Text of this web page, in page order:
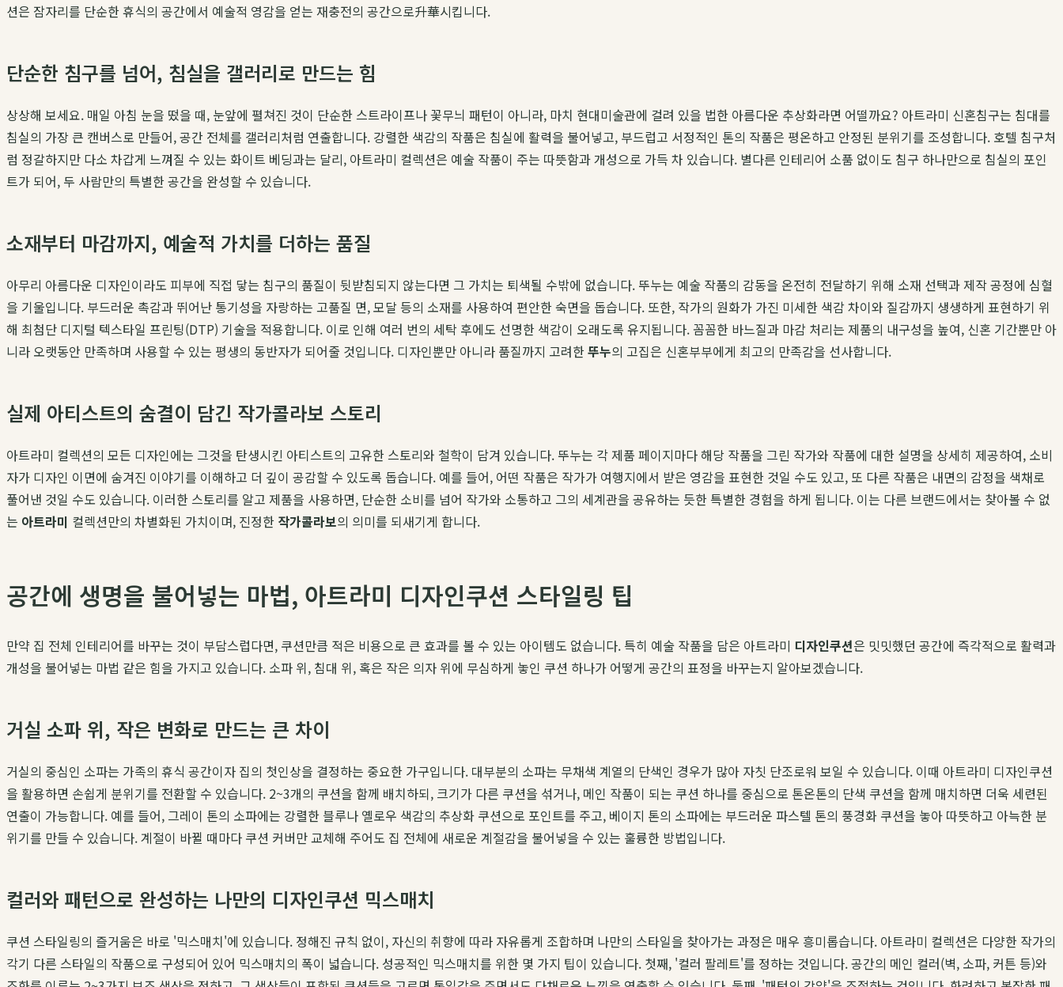
션은 잠자리를 단순한 휴식의 공간에서 예술적 영감을 얻는 재충전의 공간으로升華시킵니다.
단순한 침구를 넘어, 침실을 갤러리로 만드는 힘
상상해 보세요. 매일 아침 눈을 떴을 때, 눈앞에 펼쳐진 것이 단순한 스트라이프나 꽃무늬 패턴이 아니라, 마치 현대미술관에 걸려 있을 법한 아름다운 추상화라면 어떨까요? 아트라미 신혼침구는 침대를
침실의 가장 큰 캔버스로 만들어, 공간 전체를 갤러리처럼 연출합니다. 강렬한 색감의 작품은 침실에 활력을 불어넣고, 부드럽고 서정적인 톤의 작품은 평온하고 안정된 분위기를 조성합니다. 호텔 침구처
럼 정갈하지만 다소 차갑게 느껴질 수 있는 화이트 베딩과는 달리, 아트라미 컬렉션은 예술 작품이 주는 따뜻함과 개성으로 가득 차 있습니다. 별다른 인테리어 소품 없이도 침구 하나만으로 침실의 포인
트가 되어, 두 사람만의 특별한 공간을 완성할 수 있습니다.
소재부터 마감까지, 예술적 가치를 더하는 품질
아무리 아름다운 디자인이라도 피부에 직접 닿는 침구의 품질이 뒷받침되지 않는다면 그 가치는 퇴색될 수밖에 없습니다. 뚜누는 예술 작품의 감동을 온전히 전달하기 위해 소재 선택과 제작 공정에 심혈
을 기울입니다. 부드러운 촉감과 뛰어난 통기성을 자랑하는 고품질 면, 모달 등의 소재를 사용하여 편안한 숙면을 돕습니다. 또한, 작가의 원화가 가진 미세한 색감 차이와 질감까지 생생하게 표현하기 위
해 최첨단 디지털 텍스타일 프린팅(DTP) 기술을 적용합니다. 이로 인해 여러 번의 세탁 후에도 선명한 색감이 오래도록 유지됩니다. 꼼꼼한 바느질과 마감 처리는 제품의 내구성을 높여, 신혼 기간뿐만 아
니라 오랫동안 만족하며 사용할 수 있는 평생의 동반자가 되어줄 것입니다. 디자인뿐만 아니라 품질까지 고려한뚜누의 고집은 신혼부부에게 최고의 만족감을 선사합니다.
실제 아티스트의 숨결이 담긴 작가콜라보 스토리
아트라미 컬렉션의 모든 디자인에는 그것을 탄생시킨 아티스트의 고유한 스토리와 철학이 담겨 있습니다. 뚜누는 각 제품 페이지마다 해당 작품을 그린 작가와 작품에 대한 설명을 상세히 제공하여, 소비
자가 디자인 이면에 숨겨진 이야기를 이해하고 더 깊이 공감할 수 있도록 돕습니다. 예를 들어, 어떤 작품은 작가가 여행지에서 받은 영감을 표현한 것일 수도 있고, 또 다른 작품은 내면의 감정을 색채로
풀어낸 것일 수도 있습니다. 이러한 스토리를 알고 제품을 사용하면, 단순한 소비를 넘어 작가와 소통하고 그의 세계관을 공유하는 듯한 특별한 경험을 하게 됩니다. 이는 다른 브랜드에서는 찾아볼 수 없
는 아트라미 컬렉션만의 차별화된 가치이며, 진정한 작가콜라보의 의미를 되새기게 합니다.
공간에 생명을 불어넣는 마법, 아트라미 디자인쿠션 스타일링 팁
만약 집 전체 인테리어를 바꾸는 것이 부담스럽다면, 쿠션만큼 적은 비용으로 큰 효과를 볼 수 있는 아이템도 없습니다. 특히 예술 작품을 담은 아트라미 디자인쿠션은 밋밋했던 공간에 즉각적으로 활력과
개성을 불어넣는 마법 같은 힘을 가지고 있습니다. 소파 위, 침대 위, 혹은 작은 의자 위에 무심하게 놓인 쿠션 하나가 어떻게 공간의 표정을 바꾸는지 알아보겠습니다.
거실 소파 위, 작은 변화로 만드는 큰 차이
거실의 중심인 소파는 가족의 휴식 공간이자 집의 첫인상을 결정하는 중요한 가구입니다. 대부분의 소파는 무채색 계열의 단색인 경우가 많아 자칫 단조로워 보일 수 있습니다. 이때 아트라미 디자인쿠션
을 활용하면 손쉽게 분위기를 전환할 수 있습니다. 2~3개의 쿠션을 함께 배치하되, 크기가 다른 쿠션을 섞거나, 메인 작품이 되는 쿠션 하나를 중심으로 톤온톤의 단색 쿠션을 함께 매치하면 더욱 세련된
연출이 가능합니다. 예를 들어, 그레이 톤의 소파에는 강렬한 블루나 옐로우 색감의 추상화 쿠션으로 포인트를 주고, 베이지 톤의 소파에는 부드러운 파스텔 톤의 풍경화 쿠션을 놓아 따뜻하고 아늑한 분
위기를 만들 수 있습니다. 계절이 바뀔 때마다 쿠션 커버만 교체해 주어도 집 전체에 새로운 계절감을 불어넣을 수 있는 훌륭한 방법입니다.
컬러와 패턴으로 완성하는 나만의 디자인쿠션 믹스매치
쿠션 스타일링의 즐거움은 바로 '믹스매치'에 있습니다. 정해진 규칙 없이, 자신의 취향에 따라 자유롭게 조합하며 나만의 스타일을 찾아가는 과정은 매우 흥미롭습니다. 아트라미 컬렉션은 다양한 작가의
각기 다른 스타일의 작품으로 구성되어 있어 믹스매치의 폭이 넓습니다. 성공적인 믹스매치를 위한 몇 가지 팁이 있습니다. 첫째, '컬러 팔레트'를 정하는 것입니다. 공간의 메인 컬러(벽, 소파, 커튼 등)와